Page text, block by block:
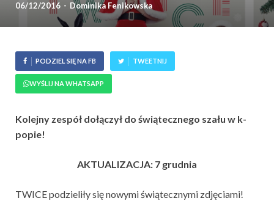
06/12/2016 - Dominika Fenikowska
PODZIEL SIĘ NA FB TWEETNIJ
WYŚLIJ NA WHATSAPP
Kolejny zespół dołączył do świątecznego szału w k-
popie!
AKTUALIZACJA: 7 grudnia
TWICE podzieliły się nowymi świątecznymi zdjęciami!